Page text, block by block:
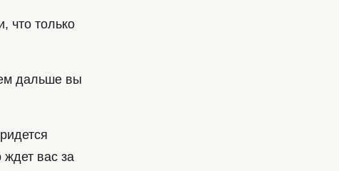
что только
дальше вы
ждет вас за